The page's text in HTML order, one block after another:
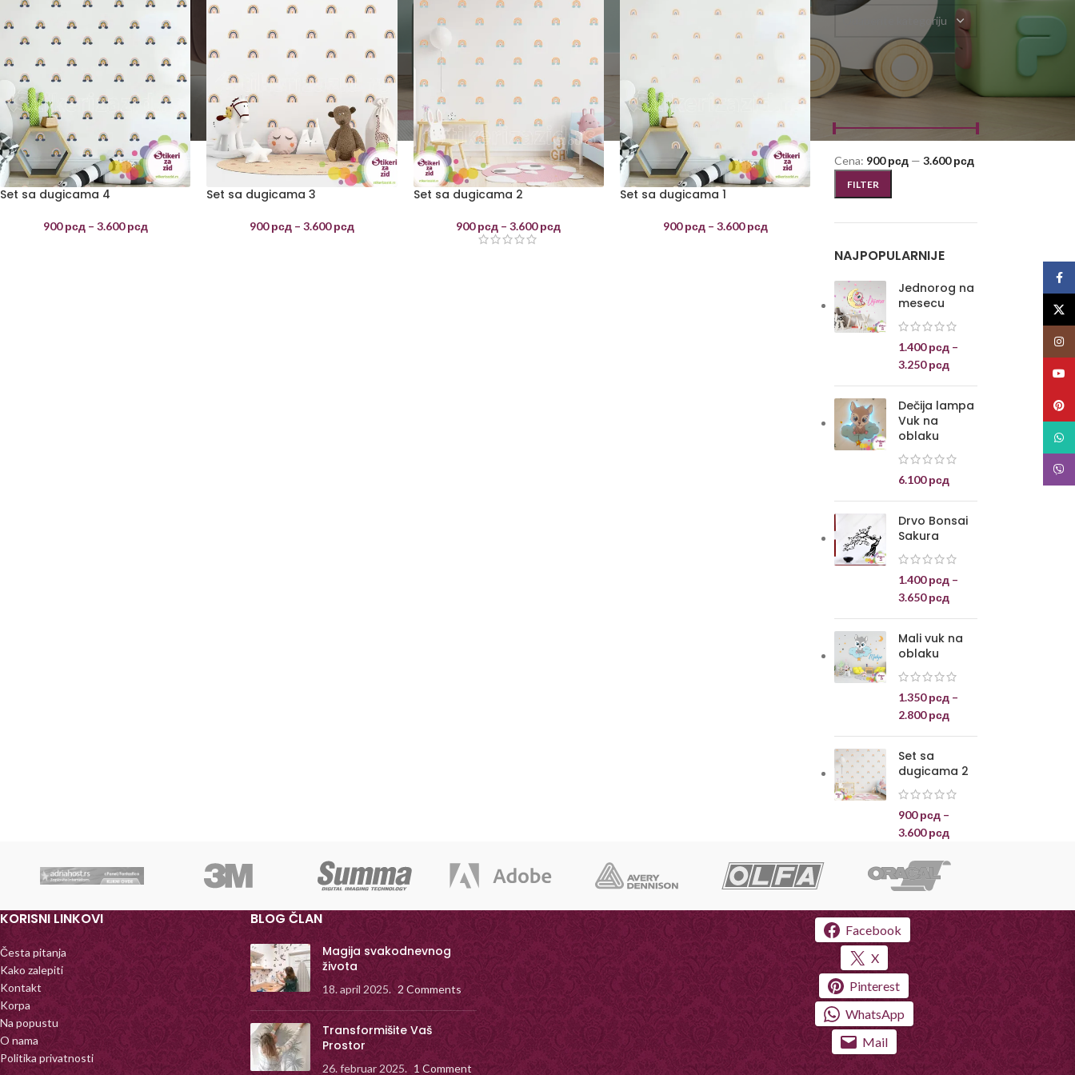
Set sa dugicama 4
900рсд – 3.600рсд
Set sa dugicama 3
900рсд – 3.600рсд
Set sa dugicama 2
900рсд – 3.600рсд
Set sa dugicama 1
900рсд – 3.600рсд
Odaberite kategoriju
FILTRIRAJ PO CENI
FILTER
Cena: 900 рсд —3.600 рсд
NAJPOPULARNIJE
Jednorog na
mesecu
1.400рсд –
3.250рсд
Dečija lampa
Vuk na
oblaku
6.100рсд
Drvo Bonsai
Sakura
1.400рсд –
3.650рсд
Mali vuk na
oblaku
1.350рсд –
2.800рсд
Set sa
dugicama 2
900рсд –
3.600рсд
KORISNI LINKOVI
Česta pitanja
Kako zalepiti
Kontakt
Korpa
Na popustu
O nama
Politika privatnosti
BLOG ČLAN
Magija svakodnevnog
života
18. april 2025. 2 Comments
Transformišite Vaš
Prostor
26. februar 2025. 1 Comment
Facebook
X
Pinterest
WhatsApp
Mail
Viber